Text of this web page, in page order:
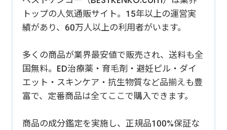
トップの人気通販サイト。15年以上の運営実
績があり、60万人以上の利用者がいます。
多くの商品が業界最安値で販売され、送料も全
国無料。ED治療薬・育毛剤・避妊ピル・ダイ
エット・スキンケア・抗生物質など品揃えも豊
富で、定番商品は全てここで購入できます。
商品の成分鑑定を実施し、正規品100%保証な